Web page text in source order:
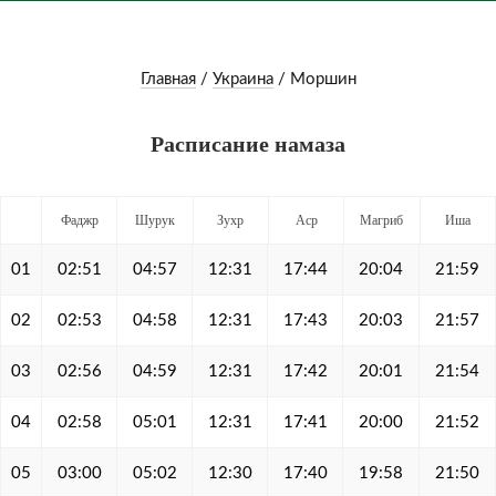
Главная/ Украина/ Моршин
Расписание намаза
Фаджр Шурук Зухр Аср Магриб Иша
01 02:51 04:57 12:31 17:44 20:04 21:59
02 02:53 04:58 12:31 17:43 20:03 21:57
03 02:56 04:59 12:31 17:42 20:01 21:54
04 02:58 05:01 12:31 17:41 20:00 21:52
05 03:00 05:02 12:30 17:40 19:58 21:50